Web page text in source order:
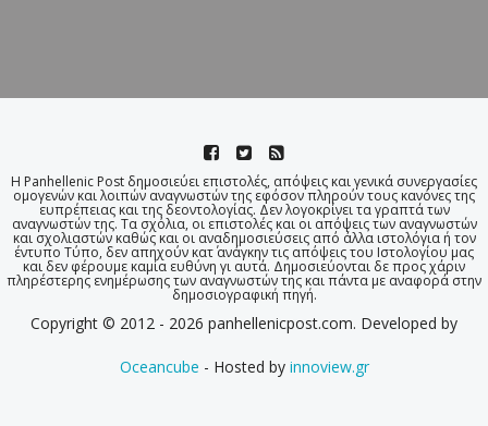
Η Panhellenic Post δημοσιεύει επιστολές, απόψεις και γενικά συνεργασίες
ομογενών και λοιπών αναγνωστών της εφόσον πληρούν τους κανόνες της
ευπρέπειας και της δεοντολογίας. Δεν λογοκρίνει τα γραπτά των
αναγνωστών της. Τα σχόλια, οι επιστολές και οι απόψεις των αναγνωστών
και σχολιαστών καθώς και οι αναδημοσιεύσεις από άλλα ιστολόγια ή τον
έντυπο Τύπο, δεν απηχούν κατ΄ ανάγκην τις απόψεις του Ιστολογίου μας
και δεν φέρουμε καμία ευθύνη γι αυτά. Δημοσιεύονται δε προς χάριν
πληρέστερης ενημέρωσης των αναγνωστών της και πάντα με αναφορά στην
δημοσιογραφική πηγή.
Copyright © 2012 - 2026 panhellenicpost.com. Developed by
Oceancube - Hosted by innoview.gr